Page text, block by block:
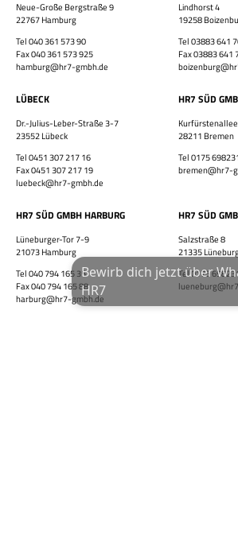
Neue-Große Bergstraße 9
22767 Hamburg
Tel 040 361 573 90
Fax 040 361 573 925
hamburg@hr7-gmbh.de
Lindhorst 4
19258
Tel 03883 641
Fax 03883 641
LÜBECK
Dr.-Julius-Leber-Straße 3-7
23552 Lübeck
Tel 0451 307 217 16
Fax 0451 307 217 19
luebeck@hr7-gmbh.de
HR7 SÜD GMBH HARBURG
Lüneburger-Tor 7-9
21073 Hamburg
Tel 040 794 165 35
Fax 040 794 165 88
harburg@hr7-gmbh.de
HR7 SÜD
28211 Bremen
Tel 0175
bremen@hr7-
HR7 SÜD
Salzstraße 8
21335
Tel 0175
Bewirb dich jetzt über
HR7
Finde eine Stelle, die genau zu
Bewirb dich jetzt!
Vor- & Nachname
WhatsApp-Nummer
Wohnort / PLZ
Ich habe dieDatenschutzerklärungund das